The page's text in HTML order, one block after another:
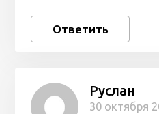
Ответить
Руслан
30 октября